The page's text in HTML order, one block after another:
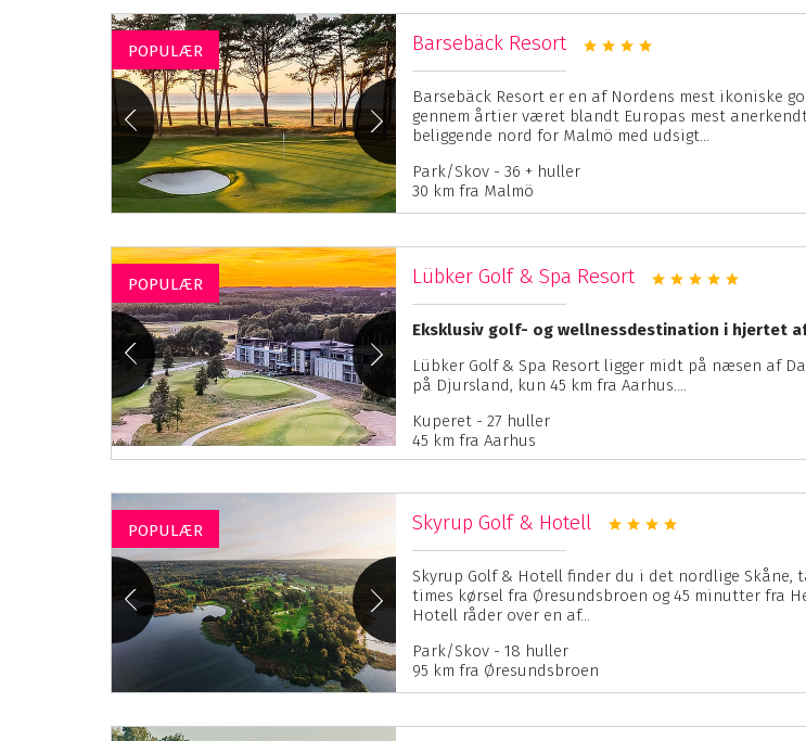
POPULÆR Barsebäck Resort
Barsebäck Resort er en af Nordens mest ikoniske
gennem årtier været blandt Europas mest
beliggende nord for Malmö med udsigt...
Park/Skov - 36 + huller
30 km fra Malmö
POPULÆR Lübker Golf & Spa Resort
Eksklusiv golf- og wellnessdestination i hjertet
Lübker Golf & Spa Resort ligger midt på næsen af
på Djursland, kun 45 km fra Aarhus....
Kuperet - 27 huller
45 km fra Aarhus
POPULÆR Skyrup Golf & Hotell
Skyrup Golf & Hotell finder du i det nordlige Skåne,
times kørsel fra Øresundsbroen og 45 minutter fra
Hotell råder over en af...
Park/Skov - 18 huller
95 km fra Øresundsbroen